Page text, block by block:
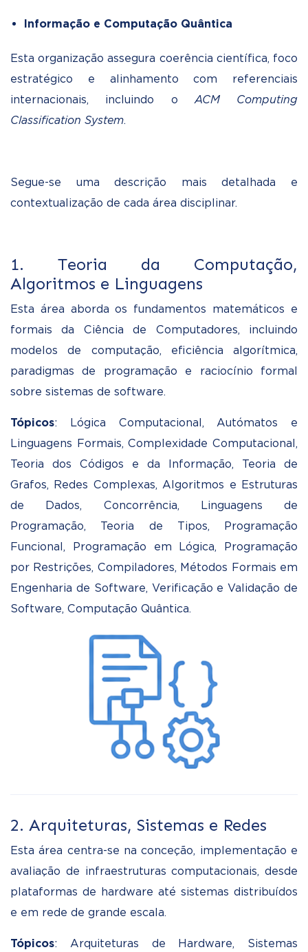
Informação e Computação Quântica
Esta organização assegura coerência científica, foco
estratégico e alinhamento com referenciais
internacionais, incluindo oACM Computing
Classification System.
Segue-se uma descrição mais detalhada e
contextualização de cada área disciplinar.
1. Teoria da Computação,
Algoritmos e Linguagens
Esta área aborda os fundamentos matemáticos e
formais da Ciência de Computadores, incluindo
modelos de computação, eficiência algorítmica,
paradigmas de programação e raciocínio formal
sobre sistemas de software.
Tópicos: Lógica Computacional, Autómatos e
Linguagens Formais, Complexidade Computacional,
Teoria dos Códigos e da Informação, Teoria de
Grafos, Redes Complexas, Algoritmos e Estruturas
de Dados, Concorrência, Linguagens de
Programação, Teoria de Tipos, Programação
Funcional, Programação em Lógica, Programação
por Restrições, Compiladores, Métodos Formais em
Engenharia de Software, Verificação e Validação de
Software, Computação Quântica.
2. Arquiteturas, Sistemas e Redes
Esta área centra-se na conceção, implementação e
avaliação de infraestruturas computacionais, desde
plataformas de hardware até sistemas distribuídos
e em rede de grande escala.
Tópicos: Arquiteturas de Hardware, Sistemas